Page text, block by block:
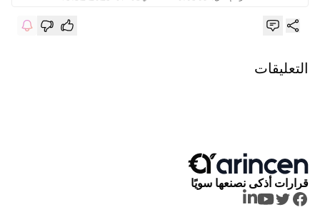
التعليقات
قرارات أذكى نصنعها سويًا
Facebook
Twitter
Youtube
LinkedIn